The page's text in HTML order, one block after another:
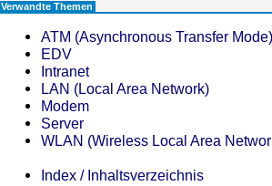
Verwandte Themen
ATM (Asynchronous Transfer Mode)
EDV
Intranet
LAN (Local Area Network)
Modem
Server
WLAN (Wireless Local Area
Index / Inhaltsverzeichnis